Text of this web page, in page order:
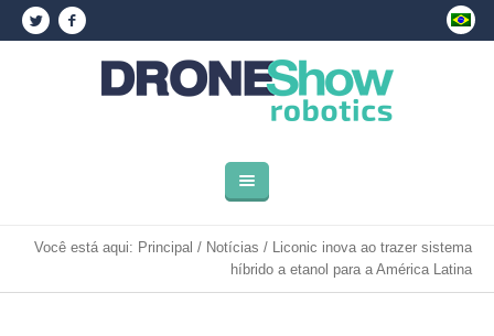
Você está aqui: Principal / Notícias / Liconic inova ao trazer sistema
híbrido a etanol para a América Latina